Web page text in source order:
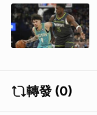
轉發 (0)